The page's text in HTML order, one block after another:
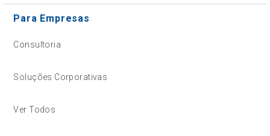
Para Empresas
Consultoria
Soluções Corporativas
Ver Todos